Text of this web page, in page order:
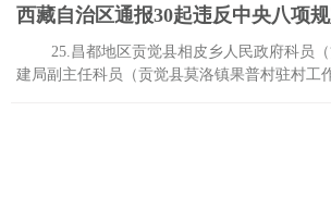
西藏自治区通报30起违反中央八项
25.昌都地区贡觉县相皮乡人民政府科员
建局副主任科员（贡觉县莫洛镇果普村驻村工